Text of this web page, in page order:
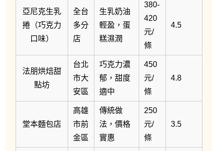
亞尼克生乳
捲（巧克力
口味）
全台
多分
店
生乳奶油
輕盈，蛋
糕濕潤
380-
420
元/
條
4.5
法朋烘焙甜
點坊
台北
市大
安區
巧克力濃
郁，甜度
適中
450
元/
條
4.8
堂本麵包店
高雄
市前
金區
傳統做
法，價格
實惠
250
元/
條
3.5